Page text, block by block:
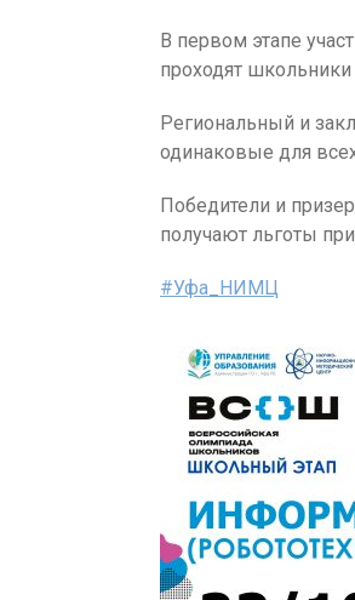
В первом этапе
проходят школьники
Региональный и
одинаковые для
Победители и
получают льготы
#Уфа_НИМЦ